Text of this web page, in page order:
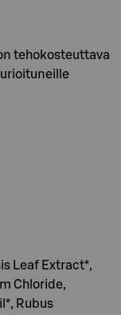
tehokosteuttava
Leaf Extract*,
Chloride,
Rubus